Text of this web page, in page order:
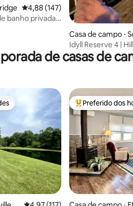
4,88 de uma avaliação média de
4,88 (147)
banho privada-
Casa de campo ⋅
gville
Idyll Reserve 4 |
estimação são
de casas de
dos hóspedes Entre os
Preferido dos